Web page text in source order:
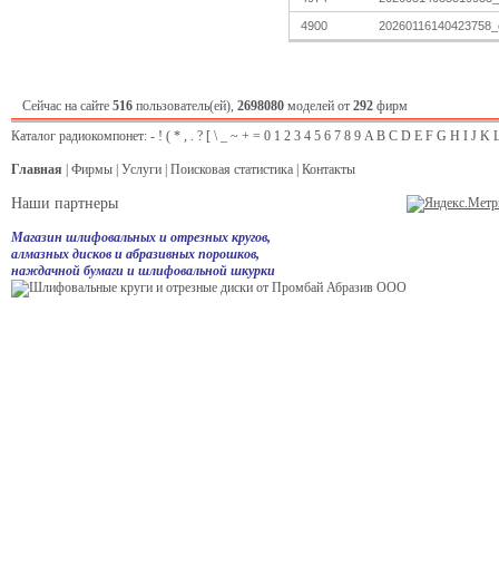
4900
Сейчас на сайте 516 пользователь(ей), 2698080 моделей от 292 фирм
Каталог радиокомпонет: - ! ( * , . ? [ \ ~ + = 0 1 2 3 4 5 6 7 8 9 A B C D E F G H I J K
Главная Фирмы Услуги Поисковая статистика Контакты
Наши партнеры
Магазин шлифовальных и отрезных кругов,
алмазных дисков и абразивных порошков,
наждачной бумаги и шлифовальной шкурки